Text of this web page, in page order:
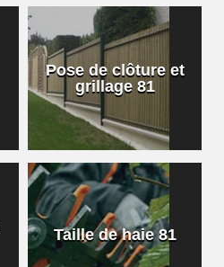
Pose de clôture et
grillage 81
Taille de haie 81